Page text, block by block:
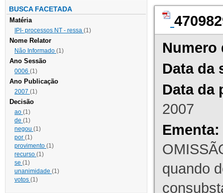
BUSCA FACETADA
Matéria
IPI- processos NT - ressa (1)
Nome Relator
Não Informado (1)
Ano Sessão
0006 (1)
Ano Publicação
2007 (1)
Decisão
ao (1)
de (1)
negou (1)
por (1)
provimento (1)
recurso (1)
se (1)
unanimidade (1)
votos (1)
Numero
Data da
Data da
2007
Ementa:
quando